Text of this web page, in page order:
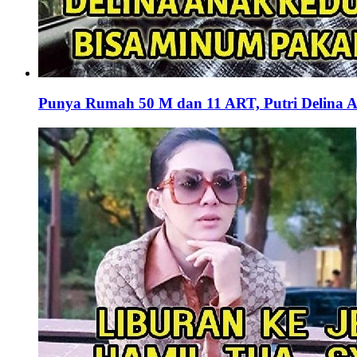
Punya Rumah 50 M dan 11 ART, Putri Delina